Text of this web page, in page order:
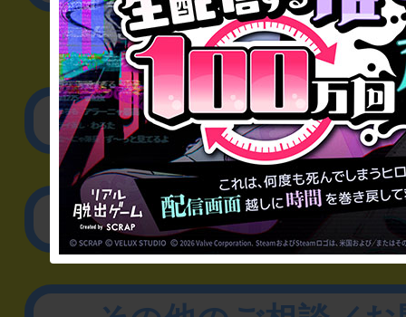
▼企業／法人の方
リアル脱出ゲーム制作
取材に関するお